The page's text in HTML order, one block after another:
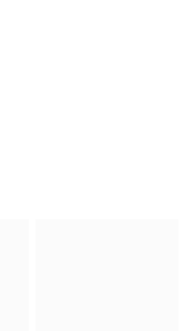
破获数起重案要案的艰难
示，高景波、徐邵梁、